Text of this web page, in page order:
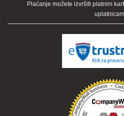
Plaćanje možete izvršiti platnim